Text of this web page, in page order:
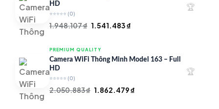
HD
⭐⭐⭐⭐⭐ (0)
1.948.107₫ Giá
là:
1.948.107 ₫.
1.541.483₫
là:
🏆
PREMIUM QUALITY
Camera WiFi Thông Minh Model 163 – Full
HD
⭐⭐⭐⭐⭐ (0)
2.050.883₫ Giá
1.862.479₫
🏆